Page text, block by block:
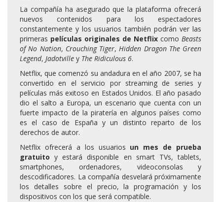
La compañía ha asegurado que la plataforma ofrecerá
nuevos contenidos para los espectadores
constantemente y los usuarios también podrán ver las
primeras películas originales de Netflix como Beasts
of No Nation, Crouching Tiger,Hidden Dragon The Green
Legend, Jadotville y The Ridiculous 6.
Netflix, que comenzó su andadura en el año 2007, se ha
convertido en el servicio por streaming de series y
películas más exitoso en Estados Unidos. El año pasado
dio el salto a Europa, un escenario que cuenta con un
fuerte impacto de la piratería en algunos países como
es el caso de España y un distinto reparto de los
derechos de autor.
Netflix ofrecerá a los usuarios un mes de prueba
gratuito y estará disponible en smart TVs, tablets,
smartphones, ordenadores, videoconsolas y
descodificadores. La compañía desvelará próximamente
los detalles sobre el precio, la programación y los
dispositivos con los que será compatible.